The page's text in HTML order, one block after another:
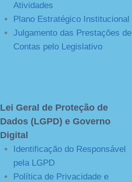
Atividades
Plano Estratégico Institucional
Julgamento das Prestações de
Contas pelo Legislativo
Lei Geral de Proteção de
Dados (LGPD) e Governo
Digital
Identificação do Responsável
pela LGPD
Política de Privacidade e